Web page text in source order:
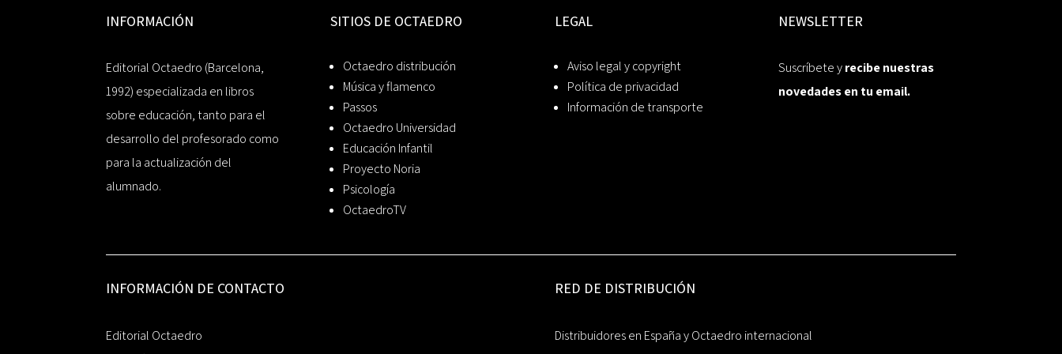
INFORMACIÓN
Editorial Octaedro (Barcelona,
1992) especializada en libros
sobre educación, tanto para el
desarrollo del profesorado como
para la actualización del
alumnado.
SITIOS DE OCTAEDRO
Octaedro distribución
Música y flamenco
Passos
Octaedro Universidad
Educación Infantil
Proyecto Noria
Psicología
OctaedroTV
LEGAL
Aviso legal y copyright
Política de privacidad
Información de transporte
NEWSLETTER
Suscríbete yrecibe nuestras
novedades en tu email.
INFORMACIÓN DE CONTACTO
Editorial Octaedro
RED DE DISTRIBUCIÓN
Distribuidores en España y Octaedro internacional